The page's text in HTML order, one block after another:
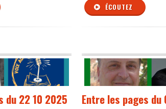
ÉCOUTEZ
du 22 10 2025 Entre les pages du